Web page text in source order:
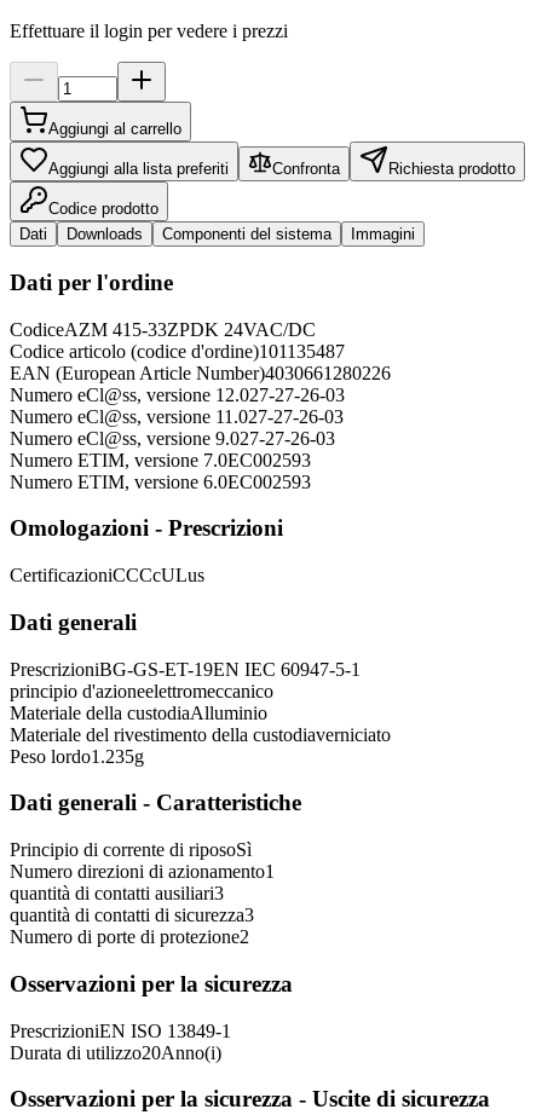
Effettuare il login per vedere i prezzi
Aggiungi al carrello
Aggiungi alla lista preferiti Confronta Richiesta prodotto
Codice prodotto
Dati
Downloads Componenti del sistema Immagini
Dati per l'ordine
CodiceAZM 415-33ZPDK 24VAC/DC
Codice articolo (codice d'ordine)101135487
EAN (European Article Number)4030661280226
Numero eCl@ss, versione 12.027-27-26-03
Numero eCl@ss, versione 11.027-27-26-03
Numero eCl@ss, versione 9.027-27-26-03
Numero ETIM, versione 7.0EC002593
Numero ETIM, versione 6.0EC002593
Omologazioni - Prescrizioni
CertificazioniCCCcULus
Dati generali
PrescrizioniBG-GS-ET-19EN IEC 60947-5-1
principio d'azioneelettromeccanico
Materiale della custodiaAlluminio
Materiale del rivestimento della custodiaverniciato
Peso lordo1.235g
Dati generali - Caratteristiche
Principio di corrente di riposoSì
Numero direzioni di azionamento1
quantità di contatti ausiliari3
quantità di contatti di sicurezza3
Numero di porte di protezione2
Osservazioni per la sicurezza
PrescrizioniEN ISO 13849-1
Durata di utilizzo20Anno(i)
Osservazioni per la sicurezza - Uscite di sicurezza